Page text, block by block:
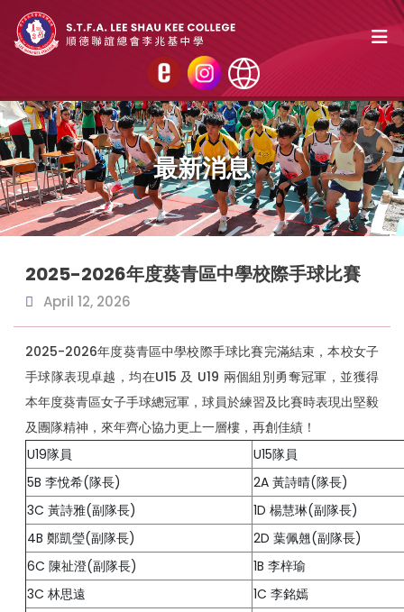
最新消息
2025-2026年度葵青區中學校際手球比賽
April 12, 2026
2025-2026年度葵青區中學校際手球比賽完滿結束，本校女子
手球隊表現卓越，均在U15 及 U19 兩個組別勇奪冠軍，並獲得
本年度葵青區女子手球總冠軍，球員於練習及比賽時表現出堅毅
及團隊精神，來年齊心協力更上一層樓，再創佳績！
U19隊員
U15隊員
5B 李悅希(隊長)
2A 黃詩晴(隊長)
3C 黃詩雅(副隊長)
1D 楊慧琳(副隊長)
4B 鄭凱瑩(副隊長)
2D 葉佩翹(副隊長)
6C 陳祉澄(副隊長)
1B 李梓瑜
3C 林思遠
1C 李銘嫣